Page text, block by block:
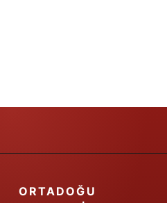
Karaman
ORTADOĞU